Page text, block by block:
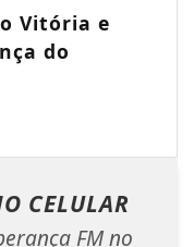
Vitória e
do
CELULAR
FM no